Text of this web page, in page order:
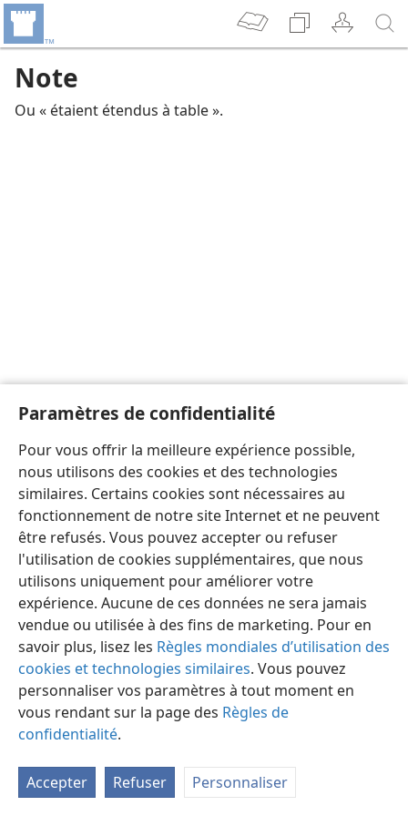
Paramètres de confidentialité
Pour vous offrir la meilleure expérience possible,
nous utilisons des cookies et des technologies
similaires. Certains cookies sont nécessaires au
fonctionnement de notre site Internet et ne peuvent
être refusés. Vous pouvez accepter ou refuser
l'utilisation de cookies supplémentaires, que nous
utilisons uniquement pour améliorer votre
expérience. Aucune de ces données ne sera jamais
vendue ou utilisée à des fins de marketing. Pour en
savoir plus, lisez les Règles mondiales d’utilisation des
cookies et technologies similaires. Vous pouvez
personnaliser vos paramètres à tout moment en
vous rendant sur la page des Règles de
confidentialité.
Accepter Refuser Personnaliser
Note
Ou « étaient étendus à table ».
Préférences
Copyright© 2026 Watch Tower Bible and Tract Society of Pennsylvania
Conditions d’utilisation
Règles de confidentialité
Paramètres de confidentialité
JW.ORG Se connecter